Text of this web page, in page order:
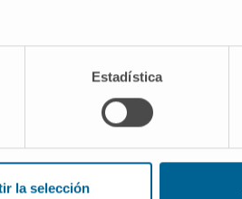
Estadística
la selección
de esos centros no llega
recibe el nombre deos
conviene no confundirla
en el os acromiale
,